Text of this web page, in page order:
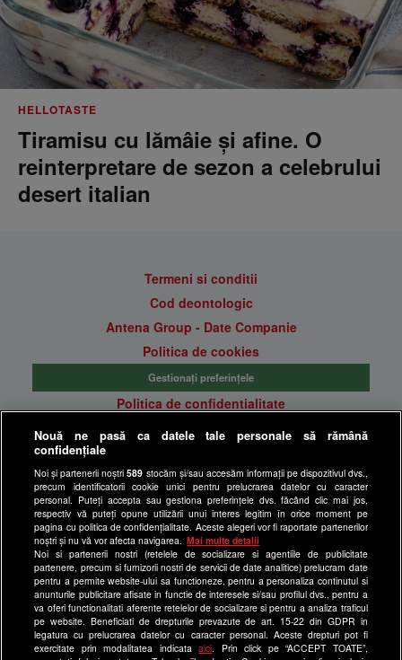
HELLOTASTE
Tiramisu cu lămâie și afine. O
reinterpretare de sezon a celebrului
desert italian
Termeni si conditii
Cod deontologic
Antena Group - Date Companie
Politica de cookies
Gestionați preferințele
Politica de confidentialitate
Anunturi gratuite pe Lajumate.ro
Program Happy Channel
Echipa editorială
Site-uri Antena Group
a1.ro
antenastars.ro
as.ro
catine.ro
chefi.ro
Nouă ne pasă ca datele tale personale să rămână
confidențiale
Noi și partenerii noștri589 stocăm și/sau accesăm informații pe dispozitivul dvs.,
precum identificatorii cookie unici pentru prelucrarea datelor cu caracter
personal. Puteți accepta sau gestiona preferințele dvs. făcând clic mai jos,
respectiv vă puteți opune utilizării unui interes legitim în orice moment pe
pagina cu politica de confidențialitate. Aceste alegeri vor fi raportate partenerilor
noștri și nu vă vor afecta navigarea.
Mai multe detalii
Noi si partenerii nostri (retelele de socializare si agentiile de publicitate
partenere, precum si furnizorii nostri de servicii de date analitice) prelucram date
pentru a permite website-ului sa functioneze, pentru a personaliza continutul si
anunturile publicitare afisate in functie de interesele si/sau profilul dvs., pentru a
va oferi functionalitati aferente retelelor de socializare si pentru a analiza traficul
pe website. Beneficiati de drepturile prevazute de art. 15-22 din GDPR in
legatura cu prelucrarea datelor cu caracter personal. Aceste drepturi pot fi
exercitate prin modalitatea indicataaici . Prin click pe “ACCEPT TOATE”,